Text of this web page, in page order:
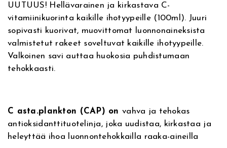
C
A
s
t
a
P
n
t
i
v
e
:
UUTUUS! Hellävarainen ja kirkastava C-
vitamiinikuorinta kaikille ihotyypeille (100ml). Juuri
sopivasti kuorivat, muovittomat luonnonaineksista
valmistetut rakeet soveltuvat kaikille ihotyypeille.
Valkoinen savi auttaa huokosia puhdistumaan
tehokkaasti.
C asta.plankton (CAP) onvahva ja tehokas
antioksidanttituotelinja, joka uudistaa, kirkastaa ja
heleyttää ihoa luonnontehokkailla raaka-aineilla